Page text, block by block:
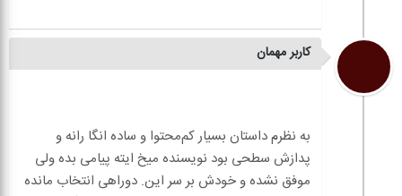
کاربر مهمان
به نظرم داستان بسیار کم‌محتوا و ساده انگا رانه و
پدازش سطحی بود نویسنده میخ ایته پیامی بده ولی
موفق نشده و خودش بر سر این. دوراهی انتخاب مانده